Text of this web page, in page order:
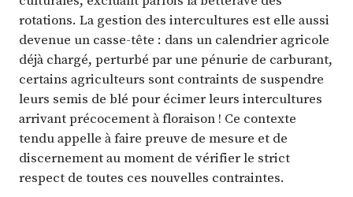
rotations. La gestion des intercultures est elle aussi
devenue un casse-tête : dans un calendrier agricole
déjà chargé, perturbé par une pénurie de carburant,
certains agriculteurs sont contraints de suspendre
leurs semis de blé pour écimer leurs intercultures
arrivant précocement à floraison ! Ce contexte
tendu appelle à faire preuve de mesure et de
discernement au moment de vérifier le strict
respect de toutes ces nouvelles contraintes.